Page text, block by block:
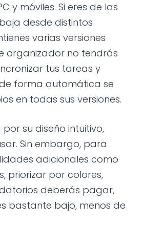
y móviles. Si eres de las
desde distintos
varias versiones
organizador no tendrás
tus tareas y
forma automática se
en todas sus versiones.
su diseño intuitivo,
Sin embargo, para
adicionales como
priorizar por colores,
deberás pagar,
bastante bajo, menos de